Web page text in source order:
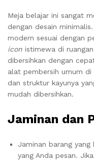
Meja belajar ini sangat
dengan desain
modern sesuai dengan
icon istimewa di
dibersihkan dengan
alat pembersih umum di
dan struktur kayunya
mudah dibersihkan.
Jaminan dan
Jaminan barang
yang Anda pesan.